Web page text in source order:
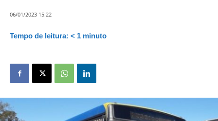
06/01/2023 15:22
Tempo de leitura: < 1 minuto